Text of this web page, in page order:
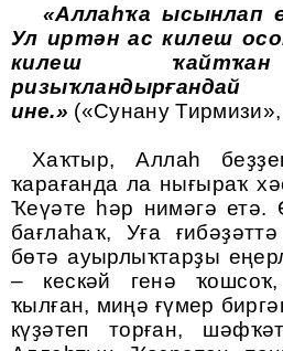
«Аллаһҡа ысынлап
Ул иртән ас килеш
килеш
ризыҡландырғандай
ине.» («Сунану
Хаҡтыр, Аллаһ
ҡарағанда ла нығыраҡ
Ҡеүәте һәр нимәгә етә.
бағлаһаҡ, Уға
бөтә ауырлыҡтарҙы
– кескәй генә
ҡылған, миңә ғүмер
күҙәтеп торған,